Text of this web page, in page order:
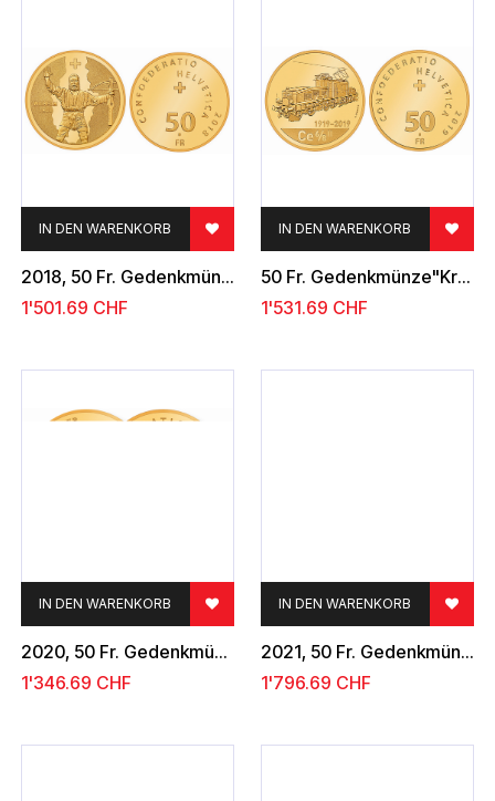
2018, 50 Fr. Gedenkmünze "Wilhelm Tell"
IN DEN WARENKORB
1'501.69 CHF
50 Fr. Gedenkmünze"Krokodil Lokomotive"
IN DEN WARENKORB
1'531.69 CHF
2020, 50 Fr. Gedenkmünze "Roger Federer"
IN DEN WARENKORB
1'346.69 CHF
2021, 50 Fr. Gedenkmünze "50 Jahre Schweizer Frauenstimmrecht"
IN DEN WARENKORB
1'796.69 CHF